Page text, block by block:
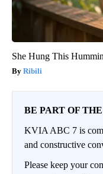
She Hung This
Ribili
BE PART OF
KVIA ABC 7 is
and constructive
Please keep your